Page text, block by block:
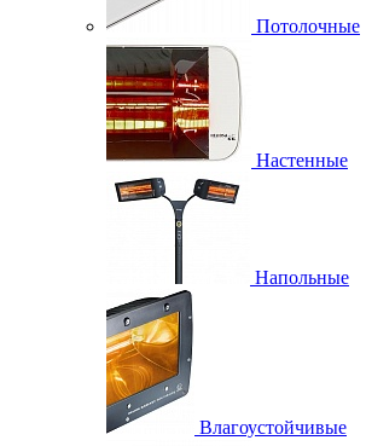
Потолочные
Настенные
Напольные
Влагоустойчивые